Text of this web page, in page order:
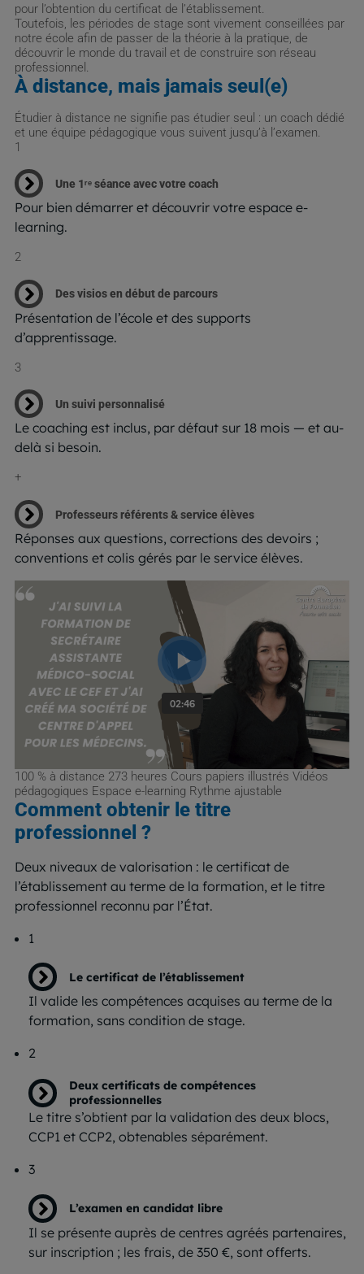
pour l’obtention du certificat de l’établissement.
Toutefois, les périodes de stage sont vivement conseillées par
notre école afin de passer de la théorie à la pratique, de
découvrir le monde du travail et de construire son réseau
professionnel.
À distance, mais jamais seul(e)
Étudier à distance ne signifie pas étudier seul : un coach dédié
et une équipe pédagogique vous suivent jusqu’à l’examen.
1
Une 1ʳᵉ séance avec votre coach
Pour bien démarrer et découvrir votre espace e-
learning.
2
Des visios en début de parcours
Présentation de l’école et des supports
d’apprentissage.
3
Un suivi personnalisé
Le coaching est inclus, par défaut sur 18 mois — et au-
delà si besoin.
+
Professeurs référents & service élèves
Réponses aux questions, corrections des devoirs ;
conventions et colis gérés par le service élèves.
100 % à distance 273 heures Cours papiers illustrés Vidéos
pédagogiques Espace e-learning Rythme ajustable
Comment obtenir le titre
professionnel ?
Deux niveaux de valorisation : le certificat de
l’établissement au terme de la formation, et le titre
professionnel reconnu par l’État.
1
Le certificat de l’établissement
Il valide les compétences acquises au terme de la
formation, sans condition de stage.
2
Deux certificats de compétences
professionnelles
Le titre s’obtient par la validation des deux blocs,
CCP1 et CCP2, obtenables séparément.
3
L’examen en candidat libre
Il se présente auprès de centres agréés partenaires,
sur inscription ; les frais, de 350 €, sont offerts.